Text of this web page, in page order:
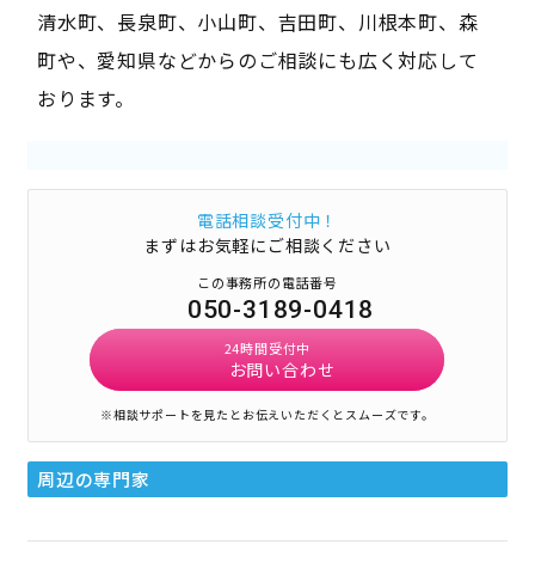
清水町、長泉町、小山町、吉田町、川根本町、森
町や、愛知県などからのご相談にも広く対応して
おります。
電話相談受付中！
まずはお気軽にご相談ください
この事務所の電話番号
050-3189-0418
24時間受付中
お問い合わせ
※相談サポートを見たとお伝えいただくとスムーズです。
周辺の専門家